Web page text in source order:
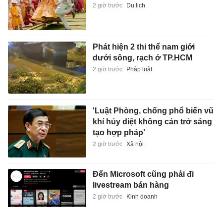
2 giờ trước Du lịch
Phát hiện 2 thi thể nam giới
dưới sông, rạch ở TP.HCM
2 giờ trước Pháp luật
'Luật Phòng, chống phổ biến vũ
khí hủy diệt không cản trở sáng
tạo hợp pháp'
2 giờ trước Xã hội
Đến Microsoft cũng phải đi
livestream bán hàng
2 giờ trước Kinh doanh